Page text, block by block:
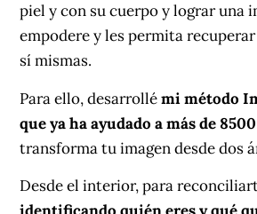
piel y con su cuerpo y lograr una
empodere y les permita
sí mismas.
Para ello, desarrollémi método
que ya ha ayudado a más de
transforma tu imagen desde dos
Desde el interior, para